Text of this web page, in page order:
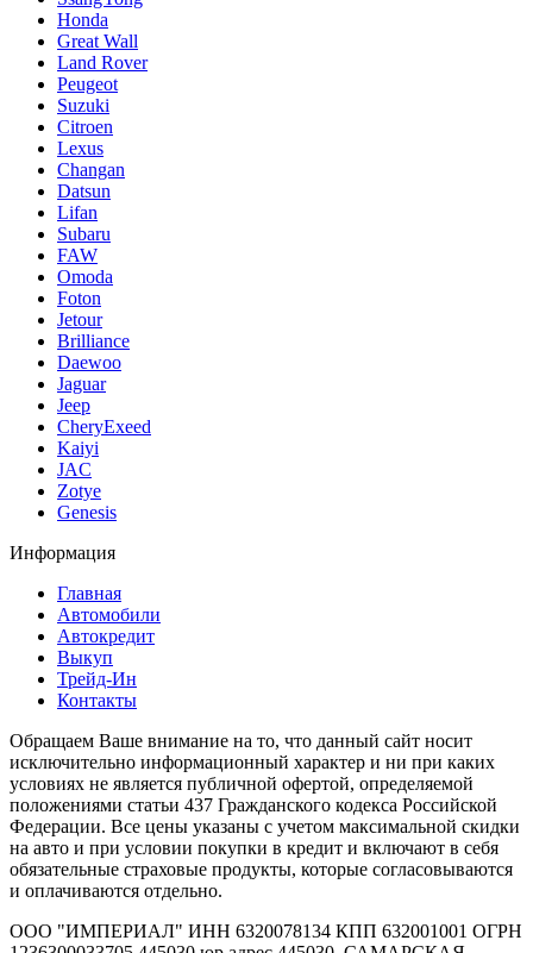
Honda
Great Wall
Land Rover
Peugeot
Suzuki
Citroen
Lexus
Changan
Datsun
Lifan
Subaru
FAW
Omoda
Foton
Jetour
Brilliance
Daewoo
Jaguar
Jeep
CheryExeed
Kaiyi
JAC
Zotye
Genesis
Информация
Главная
Автомобили
Автокредит
Выкуп
Трейд-Ин
Контакты
Обращаем Ваше внимание на то, что данный сайт носит
исключительно информационный характер и ни при каких
условиях не является публичной офертой, определяемой
положениями статьи 437 Гражданского кодекса Российской
Федерации. Все цены указаны с учетом максимальной скидки
на авто и при условии покупки в кредит и включают в себя
обязательные страховые продукты, которые согласовываются
и оплачиваются отдельно.
ООО "ИМПЕРИАЛ" ИНН 6320078134 КПП 632001001 ОГРН